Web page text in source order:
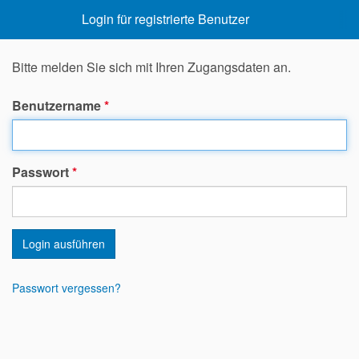
Login für registrierte Benutzer
Bitte melden Sie sich mit Ihren Zugangsdaten an.
Benutzername*
Passwort*
Login ausführen
Passwort vergessen?